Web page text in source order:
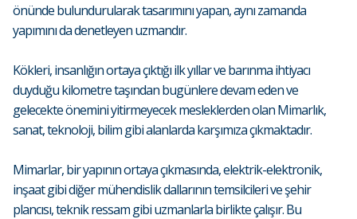
önünde bulundurularak tasarımını yapan, aynı zamanda
yapımını da denetleyen uzmandır.
Kökleri, insanlığın ortaya çıktığı ilk yıllar ve barınma ihtiyacı
duyduğu kilometre taşından bugünlere devam eden ve
gelecekte önemini yitirmeyecek mesleklerden olan Mimarlık,
sanat, teknoloji, bilim gibi alanlarda karşımıza çıkmaktadır.
Mimarlar, bir yapının ortaya çıkmasında, elektrik-elektronik,
inşaat gibi diğer mühendislik dallarının temsilcileri ve şehir
plancısı, teknik ressam gibi uzmanlarla birlikte çalışır. Bu